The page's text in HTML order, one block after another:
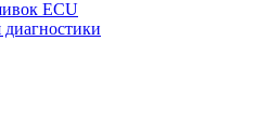
ECU